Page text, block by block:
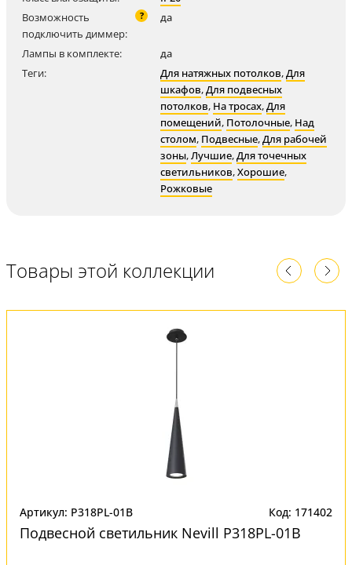
Возможность
подключить диммер:
? да
Лампы в комплекте:
да
Теги:
Для натяжных потолков,Для
шкафов,Для подвесных
потолков, На тросах,Для
помещений, Потолочные, Над
столом, Подвесные,Для рабочей
зоны,Лучшие,Для точечных
светильников,Хорошие,
Рожковые
Товары этой коллекции
Артикул: P318PL-01B Код: 171402
Подвесной светильник Nevill P318PL-01B